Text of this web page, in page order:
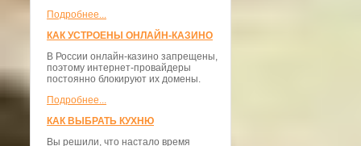
Подробнее...
КАК УСТРОЕНЫ ОНЛАЙН-КАЗИНО
В России онлайн-казино запрещены,
поэтому интернет-провайдеры
постоянно блокируют их домены.
Подробнее...
КАК ВЫБРАТЬ КУХНЮ
Вы решили, что настало время